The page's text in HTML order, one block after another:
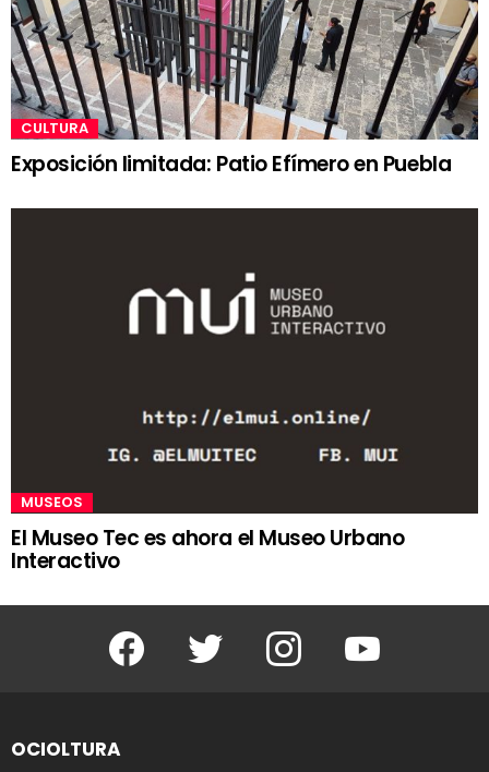
CULTURA
Exposición limitada: Patio Efímero en Puebla
MUSEOS
El Museo Tec es ahora el Museo Urbano
Interactivo
Facebook Twitter Instagram
OCIOLTURA